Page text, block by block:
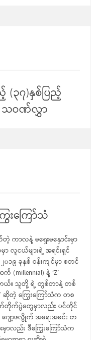
၃၇)နှစ်ပြည့်
သဝဏ်လွှာ
းကြော်သံ
ကာလနဲ့ မရှေးမနှောင်းမှာ
ာ လူငယ်များရဲ့ အရင်းရှင်
၁၉ ခုနှစ် ဝန်းကျင်မှာ စတင်
(millennial) နဲ့ ‘Z’
ါတယ်။ သူတို့ ရဲ့ တွစ်တာနဲ့ တစ်
ဆိုတဲ့ ကြွေးကြော်သံက တစ
တ်တိုက်ပွဲတွေမှာလည်း ပင်တိုင်
ျော့ဖလွိုက် အရေးအခင်း တ
ာလည်း ဒီကြွေးကြော်သံက